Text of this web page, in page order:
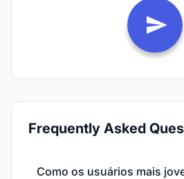
Frequently Asked
Como os usuários mais